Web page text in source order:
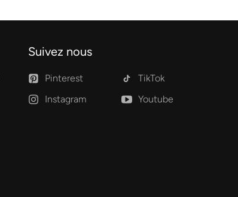
Suivez nous
Pinterest
Instagram
TikTok
Youtube